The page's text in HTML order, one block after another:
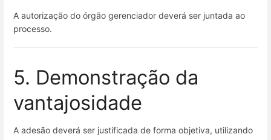
A autorização do órgão gerenciador deverá ser juntada ao
processo.
5. Demonstração da
vantajosidade
A adesão deverá ser justificada de forma objetiva, utilizando